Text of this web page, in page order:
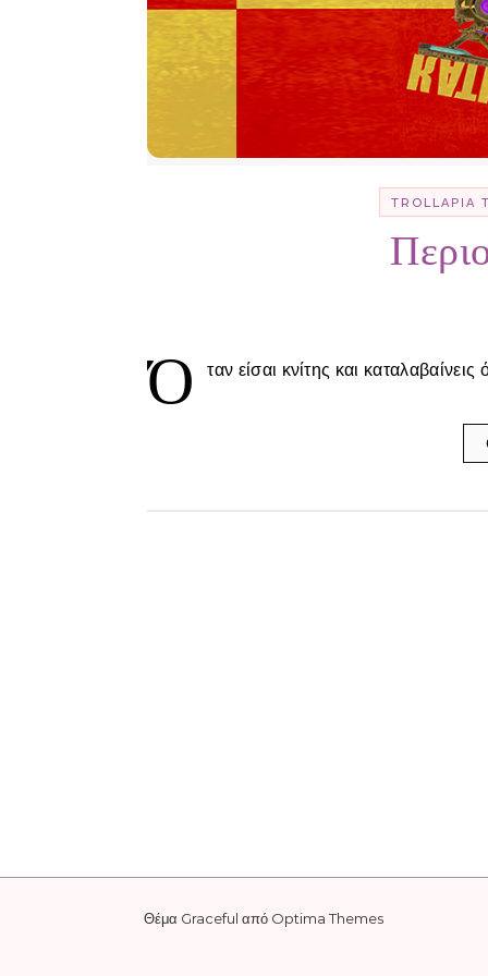
TROLLΑΡΊΑ
Ό ταν είσαι κνίτης και
Θέμα Graceful από Optima Themes